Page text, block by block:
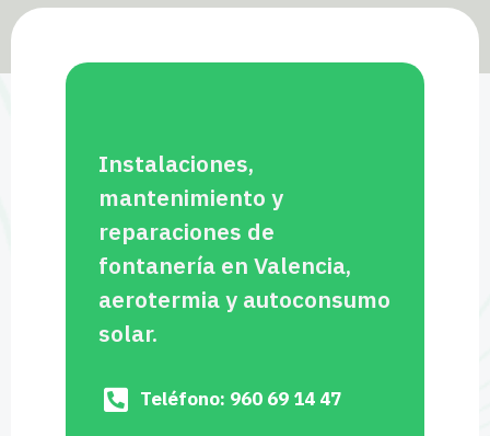
Instalaciones,
mantenimiento y
reparaciones de
fontanería en Valencia,
aerotermia y autoconsumo
solar.
Teléfono: 960 69 14 47